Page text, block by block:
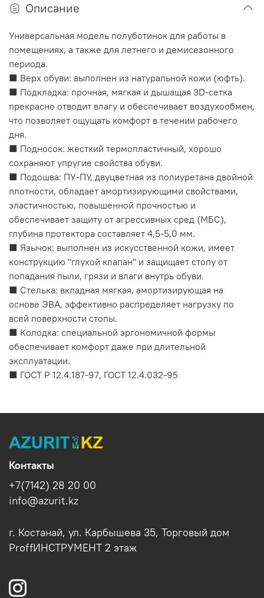
Описание
Универсальная модель полуботинок для работы в
помещениях, а также для летнего и демисезонного
периода.
■ Верх обуви: выполнен из натуральной кожи (юфть).
■ Подкладка: прочная, мягкая и дышащая 3D-сетка
прекрасно отводит влагу и обеспечивает воздухообмен,
что позволяет ощущать комфорт в течении рабочего
дня.
■ Подносок: жесткий термопластичный, хорошо
сохраняют упругие свойства обуви.
■ Подошва: ПУ-ПУ, двуцветная из полиуретана двойной
плотности, обладает амортизирующими свойствами,
эластичностью, повышенной прочностью и
обеспечивает защиту от агрессивных сред (МБС),
глубина протектора составляет 4,5-5,0 мм.
■ Язычок: выполнен из искусственной кожи, имеет
конструкцию "глухой клапан" и защищает стопу от
попадания пыли, грязи и влаги внутрь обуви.
■ Стелька: вкладная мягкая, амортизирующая на
основе ЭВА, эффективно распределяет нагрузку по
всей поверхности стопы.
■ Колодка: специальной эргономичной формы
обеспечивает комфорт даже при длительной
эксплуатации.
■ ГОСТ Р 12.4.187-97, ГОСТ 12.4.032-95
Контакты
+7(7142) 28 20 00
info@azurit.kz
г. Костанай, ул. Карбышева 35, Торговый дом
ProffИНСТРУМЕНТ 2 этаж